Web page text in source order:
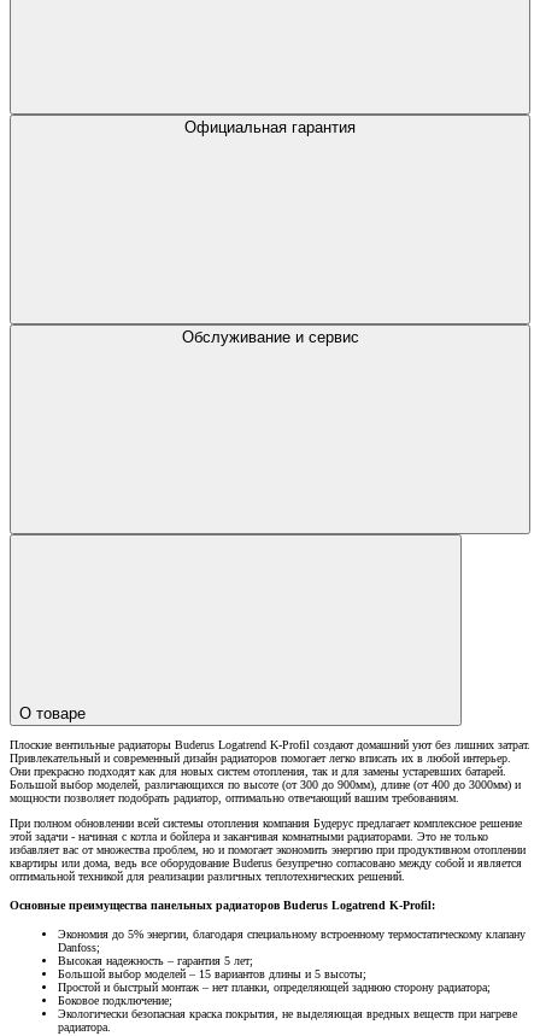
Официальная гарантия
Обслуживание и сервис
О товаре
Плоские вентильные радиаторы Buderus Logatrend K-Profil создают домашний уют без лишних затрат.
Привлекательный и современный дизайн радиаторов помогает легко вписать их в любой интерьер.
Они прекрасно подходят как для новых систем отопления, так и для замены устаревших батарей.
Большой выбор моделей, различающихся по высоте (от 300 до 900мм), длине (от 400 до 3000мм) и
мощности позволяет подобрать радиатор, оптимально отвечающий вашим требованиям.
При полном обновлении всей системы отопления компания Будерус предлагает комплексное решение
этой задачи - начиная с котла и бойлера и заканчивая комнатными радиаторами. Это не только
избавляет вас от множества проблем, но и помогает экономить энергию при продуктивном отоплении
квартиры или дома, ведь все оборудование Buderus безупречно согласовано между собой и является
оптимальной техникой для реализации различных теплотехнических решений.
Основные преимущества панельных радиаторов Buderus Logatrend K-Profil:
Экономия до 5% энергии, благодаря специальному встроенному термостатическому клапану
Danfoss;
Высокая надежность – гарантия 5 лет;
Большой выбор моделей – 15 вариантов длины и 5 высоты;
Простой и быстрый монтаж – нет планки, определяющей заднюю сторону радиатора;
Боковое подключение;
Экологически безопасная краска покрытия, не выделяющая вредных веществ при нагреве
радиатора.